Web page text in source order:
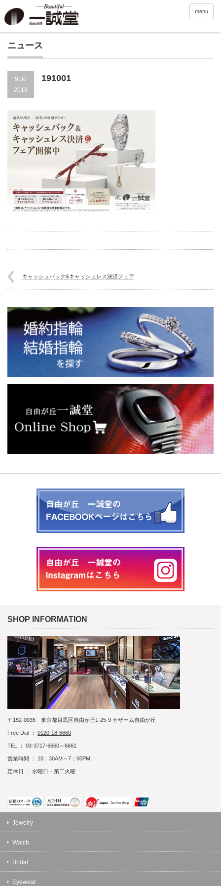
menu
ニュース
9.30
2019
191001
キャッシュバック&キャッシュレス決済フェア
SHOP INFORMATION
〒152-0035 東京都目黒区自由が丘1-25-9 セザーム自由が丘
Free Dial ： 0120-18-6660
TEL ： 03-3717-6660～6661
営業時間 ： 10：30AM～7：00PM
定休日 ： 水曜日・第二火曜
Jewelry
Watch
Bridal
Eyewear